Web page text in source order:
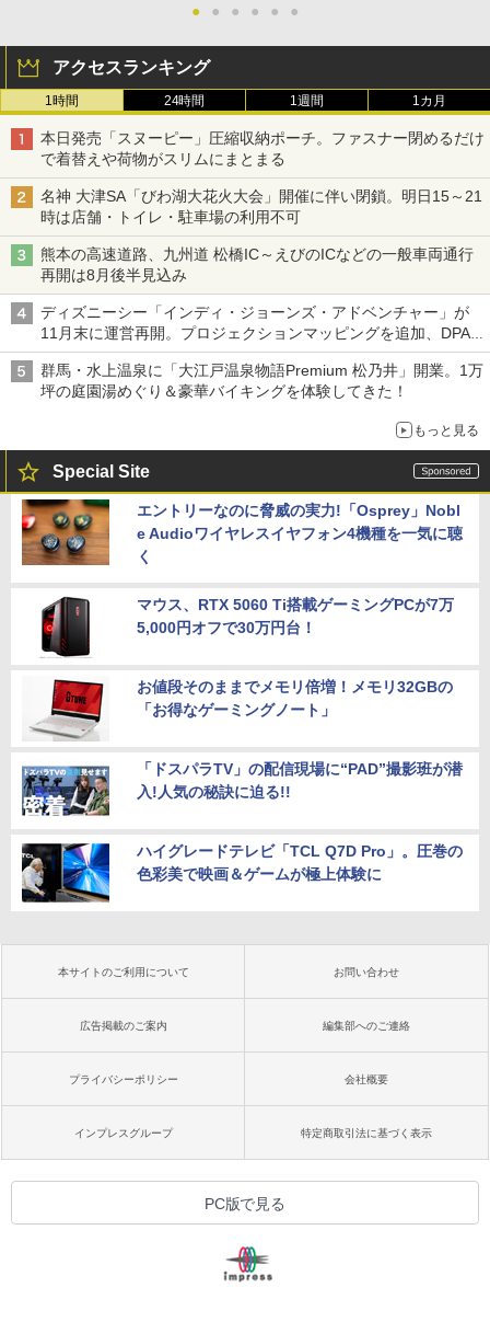
● ● ● ● ● ●
アクセスランキング
1時間 24時間 1週間 1カ月
本日発売「スヌーピー」圧縮収納ポーチ。ファスナー閉めるだけ
で着替えや荷物がスリムにまとまる
名神 大津SA「びわ湖大花火大会」開催に伴い閉鎖。明日15～21
時は店舗・トイレ・駐車場の利用不可
熊本の高速道路、九州道 松橋IC～えびのICなどの一般車両通行
再開は8月後半見込み
ディズニーシー「インディ・ジョーンズ・アドベンチャー」が
11月末に運営再開。プロジェクションマッピングを追加、DPA
は1500円
群馬・水上温泉に「大江戸温泉物語Premium 松乃井」開業。1万
坪の庭園湯めぐり＆豪華バイキングを体験してきた！
もっと見る
Special Site
エントリーなのに脅威の実力!「Osprey」Nobl
e Audioワイヤレスイヤフォン4機種を一気に聴
く
マウス、RTX 5060 Ti搭載ゲーミングPCが7万
5,000円オフで30万円台！
お値段そのままでメモリ倍増！メモリ32GBの
「お得なゲーミングノート」
「ドスパラTV」の配信現場に“PAD”撮影班が潜
入!人気の秘訣に迫る!!
ハイグレードテレビ「TCL Q7D Pro」。圧巻の
色彩美で映画＆ゲームが極上体験に
本サイトのご利用について お問い合わせ
広告掲載のご案内 編集部へのご連絡
プライバシーポリシー 会社概要
インプレスグループ 特定商取引法に基づく表示
PC版で見る